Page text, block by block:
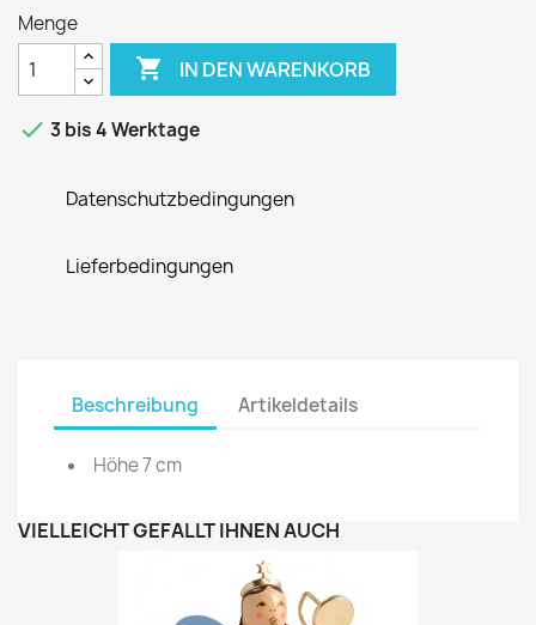
Menge
 IN DEN WARENKORB
 3 bis 4 Werktage
Datenschutzbedingungen
Lieferbedingungen
Beschreibung Artikeldetails
Höhe 7 cm
VIELLEICHT GEFÄLLT IHNEN AUCH